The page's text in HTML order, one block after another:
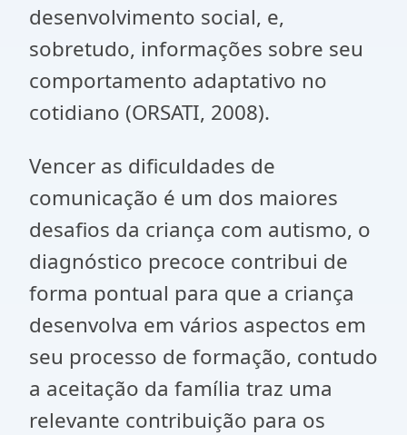
desenvolvimento social, e,
sobretudo, informações sobre seu
comportamento adaptativo no
cotidiano (ORSATI, 2008).
Vencer as dificuldades de
comunicação é um dos maiores
desafios da criança com autismo, o
diagnóstico precoce contribui de
forma pontual para que a criança
desenvolva em vários aspectos em
seu processo de formação, contudo
a aceitação da família traz uma
relevante contribuição para os